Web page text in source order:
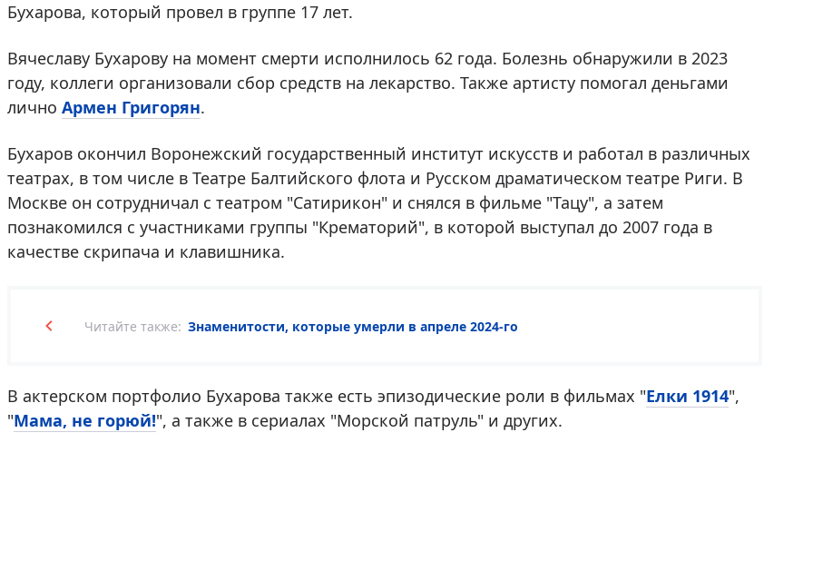
Бухарова, который провел в группе 17 лет.
Вячеславу Бухарову на момент смерти исполнилось 62 года. Болезнь обнаружили в 2023
году, коллеги организовали сбор средств на лекарство. Также артисту помогал деньгами
лично Армен Григорян.
Бухаров окончил Воронежский государственный институт искусств и работал в различных
театрах, в том числе в Театре Балтийского флота и Русском драматическом театре Риги. В
Москве он сотрудничал с театром "Сатирикон" и снялся в фильме "Тацу", а затем
познакомился с участниками группы "Крематорий", в которой выступал до 2007 года в
качестве скрипача и клавишника.
Читайте также: Знаменитости, которые умерли в апреле 2024-го
В актерском портфолио Бухарова также есть эпизодические роли в фильмах "Елки 1914",
"Мама, не горюй!", а также в сериалах "Морской патруль" и других.